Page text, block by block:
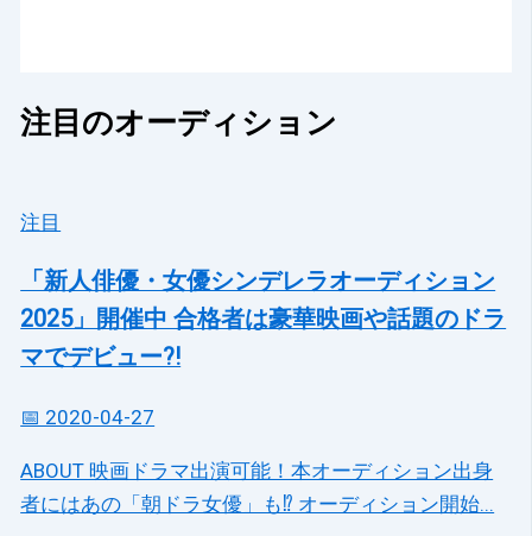
注目のオーディション
注目
「新人俳優・女優シンデレラオーディション
2025」開催中 合格者は豪華映画や話題のドラ
マでデビュー?!
📅 2020-04-27
ABOUT 映画ドラマ出演可能！本オーディション出身
者にはあの「朝ドラ女優」も⁉ オーディション開始...